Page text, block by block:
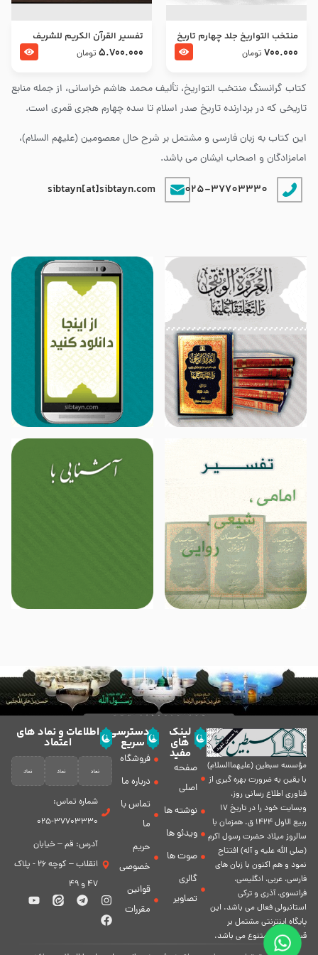
کتاب گرانسنگ منتخب التواريخ، تألیف محمد هاشم خراسانی، از جمله منابع
تاریخی که در بردارنده تاریخ صدر اسلام تا سده چهارم هجری قمری است.
این کتاب به زبان فارسی و مشتمل بر شرح حال معصومین (علیهم السلام)،
امامزادگان و اصحاب ایشان می باشد.
025-37703330
sibtayn[at]sibtayn.com
منتخب التواریخ جلد چهارم تاریخ
امام زین العابدین و امام محمد
700.000 تومان
تفسير القرآن الكريم للشريف
المرتضي قدس سرّه
5.700.000 تومان
مؤسسه سبطين (عليهماالسلام)
با يقين به ضرورت بهره گیرى از
فناورى اطلاع رسانى روز،
وبسایت خود را در تاريخ 17
ربيع الاول 1424 ق. همزمان با
سالروز ميلاد حضرت رسول اكرم
(صلی الله علیه و آله) افتتاح
نمود و هم اكنون با زبان های
فارسی، عربى، انگلیسی،
فرانسوی، آذری و ترکی
استانبولی فعال مى باشد. اين
پايگاه اينترنتى مشتمل بر
قسمت هاى متنوع مى باشد.
لینک
های
مفید
صفحه
اصلی
نوشته ها
ویدئو ها
صوت ها
گالری
تصاویر
دسترسی
سریع
فروشگاه
درباره ما
تماس با
ما
حریم
خصوصی
قوانین
مقررات
اطلاعات و نماد های
اعتماد
شماره تماس:
37703330-025
آدرس: قم – خیابان
انقلاب – کوچه 26 - پلاک
47 و 49